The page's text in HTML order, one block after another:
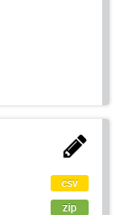
csv
zip